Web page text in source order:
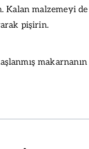
Kalan malzemeyi
pişirin.